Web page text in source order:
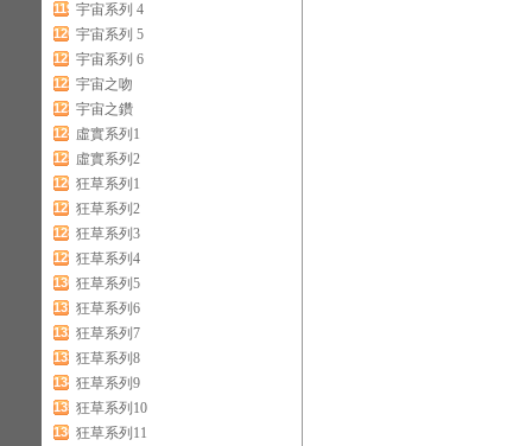
119 宇宙系列 4
120 宇宙系列 5
121 宇宙系列 6
122 宇宙之吻
123 宇宙之鑽
124 虛實系列1
125 虛實系列2
126 狂草系列1
127 狂草系列2
128 狂草系列3
129 狂草系列4
130 狂草系列5
131 狂草系列6
132 狂草系列7
133 狂草系列8
134 狂草系列9
135 狂草系列10
136 狂草系列11